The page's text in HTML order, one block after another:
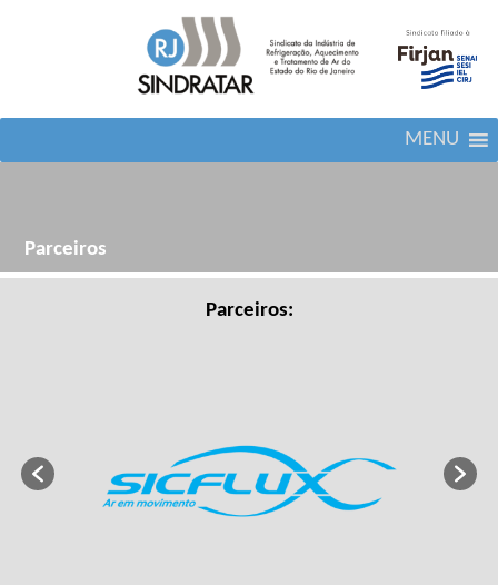
MENU
Parceiros
Parceiros: